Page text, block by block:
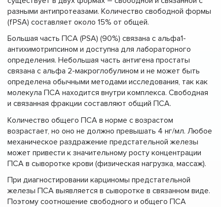
разными антипротеазами. Количество свободной формы
(fPSA) составляет около 15% от общей.
Большая часть ПСА (PSA) (90%) связана с альфа1-
антихимотрипсином и доступна для лабораторного
определения. Небольшая часть антигена простаты
связана с альфа 2-макроглобулином и не может быть
определена обычными методами исследования, так как
молекула ПСА находится внутри комплекса. Свободная
и связанная фракции составляют общий ПСА.
Количество общего ПСА в норме с возрастом
возрастает, но оно не должно превышать 4 нг/мл. Любое
механическое раздражение предстательной железы
может привести к значительному росту концентрации
ПСА в сыворотке крови (физическая нагрузка, массаж).
При диагностировании карциномы предстательной
железы ПСА выявляется в сыворотке в связанном виде.
Поэтому соотношение свободного и общего ПСА